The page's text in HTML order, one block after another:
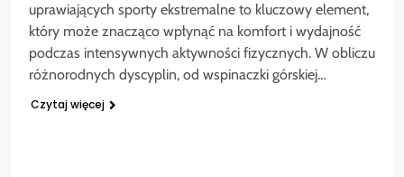
uprawiających sporty ekstremalne to kluczowy element,
który może znacząco wpłynąć na komfort i wydajność
podczas intensywnych aktywności fizycznych. W obliczu
różnorodnych dyscyplin, od wspinaczki górskiej…
Czytaj więcej